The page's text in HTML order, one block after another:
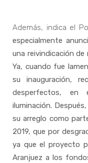
Además, indica el
especialmente
una reivindicación
Ya, cuando fue
su inauguración,
desperfectos, en
iluminación.
su arreglo como
2019, que por
ya que el proyecto
Aranjuez a los